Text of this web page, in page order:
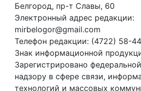
Белгород, пр-т Славы, 60
Электронный адрес редакции:
mirbelogor@gmail.com
Телефон редакции: (4722) 58-
Знак информационной
Зарегистрировано
надзору в сфере связи,
технологий и массовых